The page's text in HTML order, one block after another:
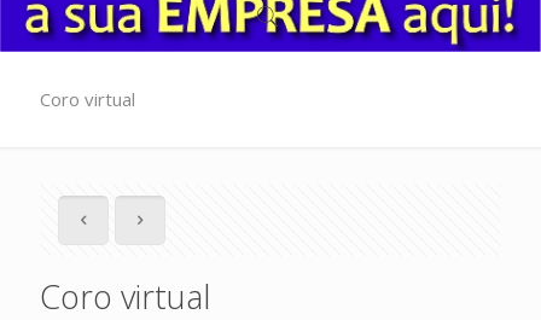
Coro virtual
Coro virtual